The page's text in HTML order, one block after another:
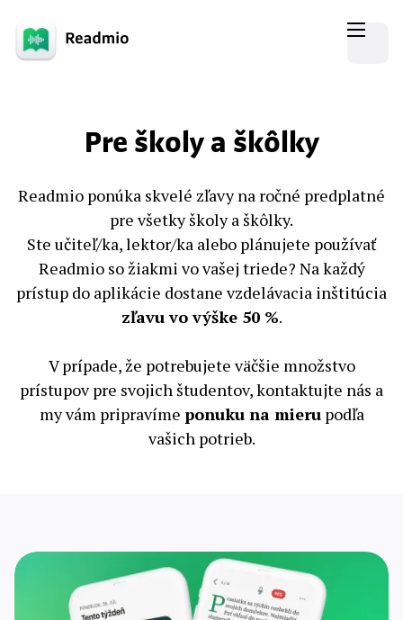
Pre školy a škôlky
Readmio ponúka skvelé zľavy na ročné predplatné
pre všetky školy a škôlky.
Ste učiteľ/ka, lektor/ka alebo plánujete používať
Readmio so žiakmi vo vašej triede? Na každý
prístup do aplikácie dostane vzdelávacia inštitúcia
zľavu vo výške 50 %.
V prípade, že potrebujete väčšie množstvo
prístupov pre svojich študentov, kontaktujte nás a
my vám pripravíme ponuku na mierupodľa
vašich potrieb.